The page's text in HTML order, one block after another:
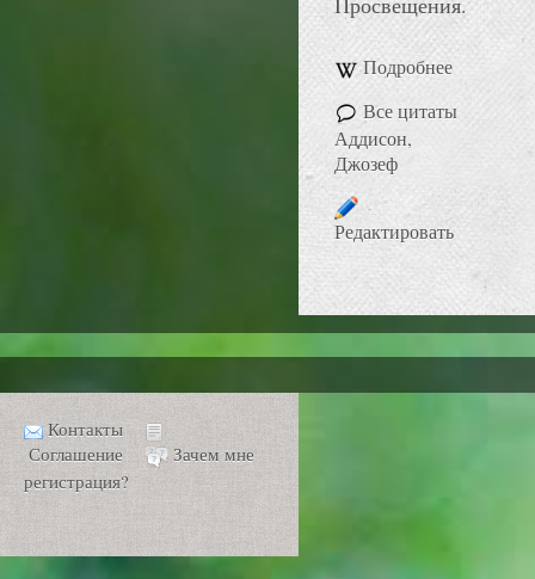
Подробнее
Все цитаты
Аддисон,
Джозеф
Редактировать
Контакты
Соглашение
Зачем мне
регистрация?